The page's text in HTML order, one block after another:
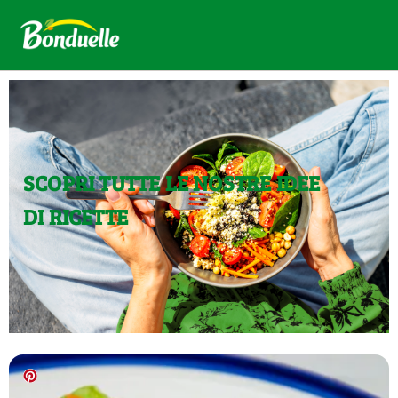
SCOPRI TUTTE LE NOSTRE IDEE
DI RICETTE